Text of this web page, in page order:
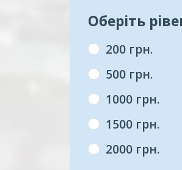
Оберіть
200 грн.
500 грн.
1000 грн.
1500 грн.
2000 грн.